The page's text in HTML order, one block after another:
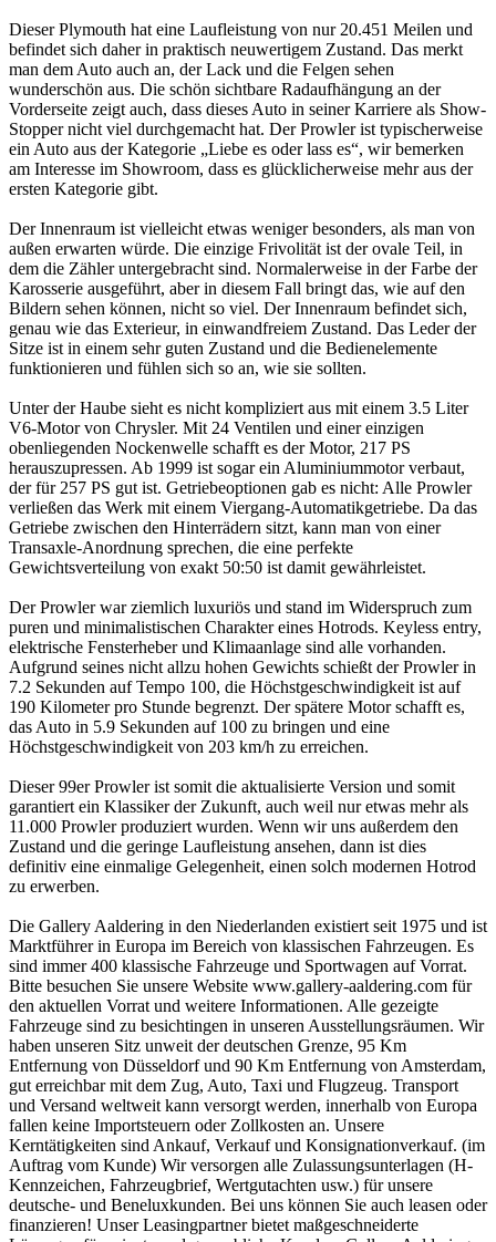
Dieser Plymouth hat eine Laufleistung von nur 20.451 Meilen und
befindet sich daher in praktisch neuwertigem Zustand. Das merkt
man dem Auto auch an, der Lack und die Felgen sehen
wunderschön aus. Die schön sichtbare Radaufhängung an der
Vorderseite zeigt auch, dass dieses Auto in seiner Karriere als Show-
Stopper nicht viel durchgemacht hat. Der Prowler ist typischerweise
ein Auto aus der Kategorie „Liebe es oder lass es“, wir bemerken
am Interesse im Showroom, dass es glücklicherweise mehr aus der
ersten Kategorie gibt.
Der Innenraum ist vielleicht etwas weniger besonders, als man von
außen erwarten würde. Die einzige Frivolität ist der ovale Teil, in
dem die Zähler untergebracht sind. Normalerweise in der Farbe der
Karosserie ausgeführt, aber in diesem Fall bringt das, wie auf den
Bildern sehen können, nicht so viel. Der Innenraum befindet sich,
genau wie das Exterieur, in einwandfreiem Zustand. Das Leder der
Sitze ist in einem sehr guten Zustand und die Bedienelemente
funktionieren und fühlen sich so an, wie sie sollten.
Unter der Haube sieht es nicht kompliziert aus mit einem 3.5 Liter
V6-Motor von Chrysler. Mit 24 Ventilen und einer einzigen
obenliegenden Nockenwelle schafft es der Motor, 217 PS
herauszupressen. Ab 1999 ist sogar ein Aluminiummotor verbaut,
der für 257 PS gut ist. Getriebeoptionen gab es nicht: Alle Prowler
verließen das Werk mit einem Viergang-Automatikgetriebe. Da das
Getriebe zwischen den Hinterrädern sitzt, kann man von einer
Transaxle-Anordnung sprechen, die eine perfekte
Gewichtsverteilung von exakt 50:50 ist damit gewährleistet.
Der Prowler war ziemlich luxuriös und stand im Widerspruch zum
puren und minimalistischen Charakter eines Hotrods. Keyless entry,
elektrische Fensterheber und Klimaanlage sind alle vorhanden.
Aufgrund seines nicht allzu hohen Gewichts schießt der Prowler in
7.2 Sekunden auf Tempo 100, die Höchstgeschwindigkeit ist auf
190 Kilometer pro Stunde begrenzt. Der spätere Motor schafft es,
das Auto in 5.9 Sekunden auf 100 zu bringen und eine
Höchstgeschwindigkeit von 203 km/h zu erreichen.
Dieser 99er Prowler ist somit die aktualisierte Version und somit
garantiert ein Klassiker der Zukunft, auch weil nur etwas mehr als
11.000 Prowler produziert wurden. Wenn wir uns außerdem den
Zustand und die geringe Laufleistung ansehen, dann ist dies
definitiv eine einmalige Gelegenheit, einen solch modernen Hotrod
zu erwerben.
Die Gallery Aaldering in den Niederlanden existiert seit 1975 und ist
Marktführer in Europa im Bereich von klassischen Fahrzeugen. Es
sind immer 400 klassische Fahrzeuge und Sportwagen auf Vorrat.
Bitte besuchen Sie unsere Website www.gallery-aaldering.com für
den aktuellen Vorrat und weitere Informationen. Alle gezeigte
Fahrzeuge sind zu besichtingen in unseren Ausstellungsräumen. Wir
haben unseren Sitz unweit der deutschen Grenze, 95 Km
Entfernung von Düsseldorf und 90 Km Entfernung von Amsterdam,
gut erreichbar mit dem Zug, Auto, Taxi und Flugzeug. Transport
und Versand weltweit kann versorgt werden, innerhalb von Europa
fallen keine Importsteuern oder Zollkosten an. Unsere
Kerntätigkeiten sind Ankauf, Verkauf und Konsignationverkauf. (im
Auftrag vom Kunde) Wir versorgen alle Zulassungsunterlagen (H-
Kennzeichen, Fahrzeugbrief, Wertgutachten usw.) für unsere
deutsche- und Beneluxkunden. Bei uns können Sie auch leasen oder
finanzieren! Unser Leasingpartner bietet maßgeschneiderte